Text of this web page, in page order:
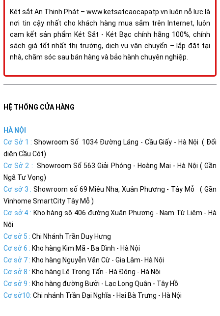
Két sắt An Thịnh Phát – www.ketsatcaocapatp.vn luôn nỗ lực là
nơi tin cậy nhất cho khách hàng mua sắm trên Internet, luôn
cam kết sản phẩm Két Sắt - Két Bạc chính hãng 100%, chính
sách giá tốt nhất thị trường, dịch vụ vận chuyển – lắp đặt tại
nhà, chăm sóc sau bán hàng và bảo hành chuyên nghiệp.
HỆ THỐNG CỬA HÀNG
HÀ NỘI
Cơ Sở 1 : Showroom Số 1034 Đường Láng - Cầu Giấy - Hà Nội ( Đối
diện Cầu Cót)
Cơ Sở 2 : Showroom Số 563 Giải Phóng - Hoàng Mai - Hà Nội ( Gần
Ngã Tư Vọng)
Cơ sở 3 : Showroom số 69 Miêu Nha, Xuân Phương - Tây Mỗ ( Gần
Vinhome SmartCity Tây Mỗ )
Cơ sở 4 : Kho hàng sô 406 đường Xuân Phương - Nam Từ Liêm - Hà
Nội
Cơ sở 5 : Chi Nhánh Trần Duy Hưng
Cơ sở 6 : Kho hàng Kim Mã - Ba Đình - Hà Nội
Cơ sở 7 : Kho hàng Nguyễn Văn Cừ - Gia Lâm- Hà Nội
Cơ sở 8 : Kho hàng Lê Trọng Tấn - Hà Đông - Hà Nội
Cơ sở 9 : Kho hàng đường Bưởi - Lạc Long Quân - Tây Hồ
Cơ sở10: Chi nhánh Trần Đại Nghĩa - Hai Bà Trưng - Hà Nội